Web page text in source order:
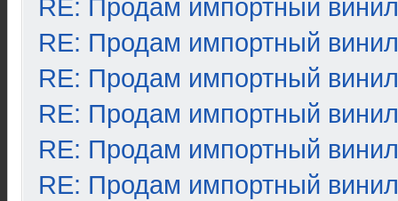
RE: Продам импортный винил
RE: Продам импортный винил
RE: Продам импортный винил
RE: Продам импортный винил
RE: Продам импортный винил
RE: Продам импортный винил